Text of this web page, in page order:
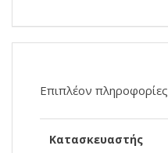
Επιπλέον πληροφορίες
Κατασκευαστής